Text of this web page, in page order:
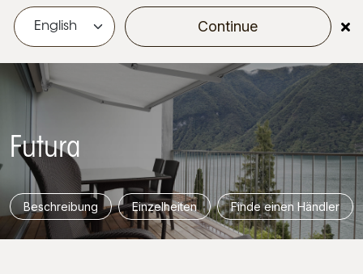
Continue
Futura
Beschreibung Einzelheiten Finde einen Händler